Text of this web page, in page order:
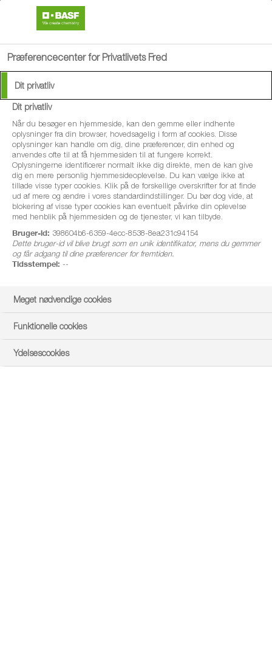
Præferencecenter for Privatlivets Fred
Dit privatliv
Dit privatliv
Når du besøger en hjemmeside, kan den gemme eller indhente
oplysninger fra din browser, hovedsagelig i form af cookies. Disse
oplysninger kan handle om dig, dine præferencer, din enhed og
anvendes ofte til at få hjemmesiden til at fungere korrekt.
Oplysningerne identificerer normalt ikke dig direkte, men de kan give
dig en mere personlig hjemmesideoplevelse. Du kan vælge ikke at
tillade visse typer cookies. Klik på de forskellige overskrifter for at finde
ud af mere og ændre i vores standardindstillinger. Du bør dog vide, at
blokering af visse typer cookies kan eventuelt påvirke din oplevelse
med henblik på hjemmesiden og de tjenester, vi kan tilbyde.
Bruger-id: 398604b6-6359-4ecc-8538-8ea231c94154
Dette bruger-id vil blive brugt som en unik identifikator, mens du gemmer
og får adgang til dine præferencer for fremtiden.
Tidsstempel: --
Meget nødvendige cookies
Funktionelle cookies
Ydelsescookies